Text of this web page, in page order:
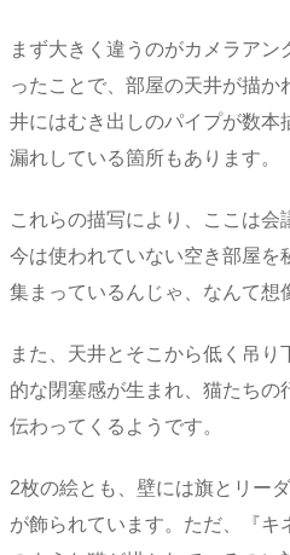
まず大きく違うのがカメラア
ったことで、部屋の天井が描
井にはむき出しのパイプが数本
漏れしている箇所もあります。
これらの描写により、ここは会
今は使われていない空き部屋を
集まっているんじゃ、なんて想
また、天井とそこから低く吊り
的な閉塞感が生まれ、猫たち
伝わってくるようです。
2枚の絵とも、壁には旗とリー
が飾られています。ただ、『キ